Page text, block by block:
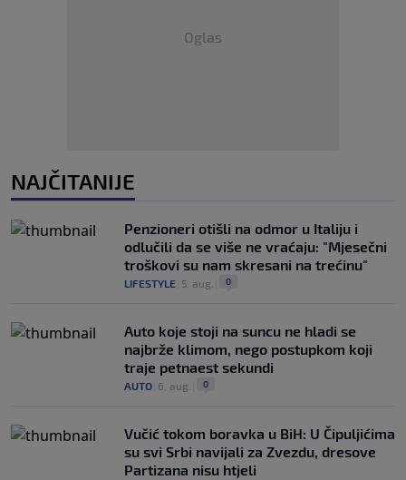
Oglas
NAJČITANIJE
Penzioneri otišli na odmor u Italiju i
odlučili da se više ne vraćaju: "Mjesečni
troškovi su nam skresani na trećinu"
LIFESTYLE 5. aug. 0
Auto koje stoji na suncu ne hladi se
najbrže klimom, nego postupkom koji
traje petnaest sekundi
AUTO 6. aug. 0
Vučić tokom boravka u BiH: U Čipuljićima
su svi Srbi navijali za Zvezdu, dresove
Partizana nisu htjeli